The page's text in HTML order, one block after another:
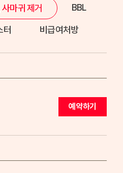
마귀 제거 BBL
터 비급여처방
예약하기